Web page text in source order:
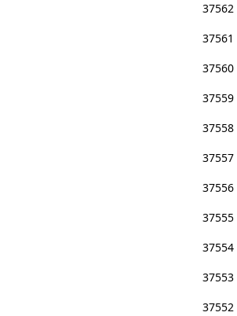
37562
37561
37560
37559
37558
37557
37556
37555
37554
37553
37552